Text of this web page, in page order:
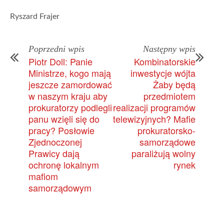
Ryszard Frajer
Poprzedni wpis
Piotr Doll: Panie
Ministrze, kogo mają
jeszcze zamordować
w naszym kraju aby
prokuratorzy podlegli
panu wzięli się do
pracy? Posłowie
Zjednoczonej
Prawicy dają
ochronę lokalnym
mafiom
samorządowym
Następny wpis
Kombinatorskie
inwestycje wójta
Żaby będą
przedmiotem
realizacji programów
telewizyjnych? Mafie
prokuratorsko-
samorządowe
paraliżują wolny
rynek